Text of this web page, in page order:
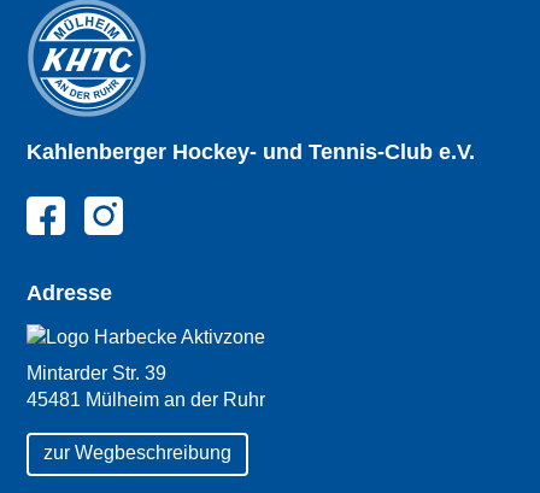
Kahlenberger Hockey- und Tennis-Club e.V.
Adresse
Mintarder Str. 39
45481 Mülheim an der Ruhr
zur Wegbeschreibung